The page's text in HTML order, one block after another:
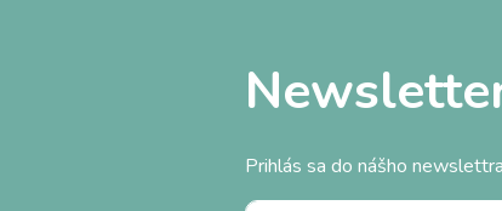
Prihlás sa do nášho